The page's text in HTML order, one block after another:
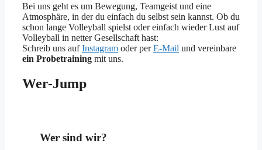
Bei uns geht es um Bewegung, Teamgeist und eine
Atmosphäre, in der du einfach du selbst sein kannst. Ob du
schon lange Volleyball spielst oder einfach wieder Lust auf
Volleyball in netter Gesellschaft hast:
Schreib uns aufInstagram oder perE-Mail und vereinbare
ein Probetraining mit uns.
Wer-Jump
Wer sind wir?